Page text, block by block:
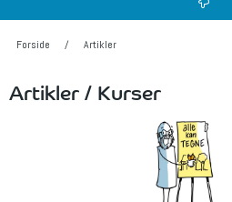
Forside / Artikler
Artikler / Kurser